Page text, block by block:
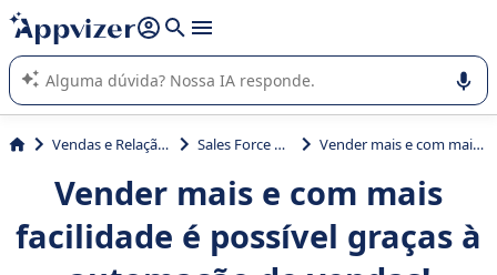
de nossa IA (várias linhas com
A IA do Appvizer o orienta no uso ou na seleção de software
SaaS para sua empresa.
Vendas e Relação com Cliente Sales Force Automation Vender mais e com mais facilidade é possível graças à automação de vendas!
Vender mais e com mais
facilidade é possível graças à